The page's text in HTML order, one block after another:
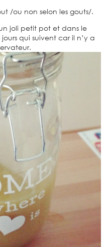
/ou non selon les gouts/.
joli petit pot et dans le
qui suivent car il n’y a